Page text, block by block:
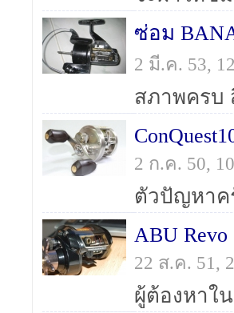
ซ่อม
2 มี.ค. 53,
2 ก.ค. 50,
ตัวปัญหาค
ABU Revo
22 ส.ค. 51,
ผู้ต้องหาใ